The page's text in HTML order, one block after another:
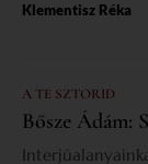
Klementisz Réka
A TE SZTORID
Bősze Ádám: